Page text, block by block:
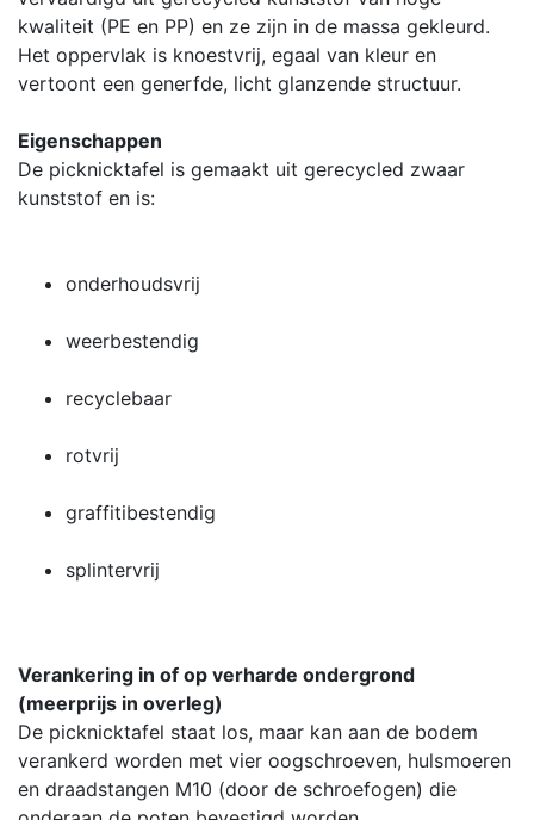
kwaliteit (PE en PP) en ze zijn in de massa gekleurd.
Het oppervlak is knoestvrij, egaal van kleur en
vertoont een generfde, licht glanzende structuur.
Eigenschappen
De picknicktafel is gemaakt uit gerecycled zwaar
kunststof en is:
onderhoudsvrij
weerbestendig
recyclebaar
rotvrij
graffitibestendig
splintervrij
Verankering in of op verharde ondergrond
(meerprijs in overleg)
De picknicktafel staat los, maar kan aan de bodem
verankerd worden met vier oogschroeven, hulsmoeren
en draadstangen M10 (door de schroefogen) die